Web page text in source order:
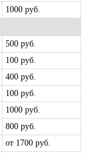
1000 руб.
500 руб.
100 руб.
400 руб.
100 руб.
1000 руб.
800 руб.
от 1700 руб.